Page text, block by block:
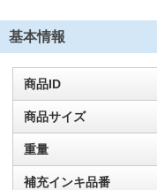
基本情報
商品ID
商品サイズ
重量
補充インキ品番